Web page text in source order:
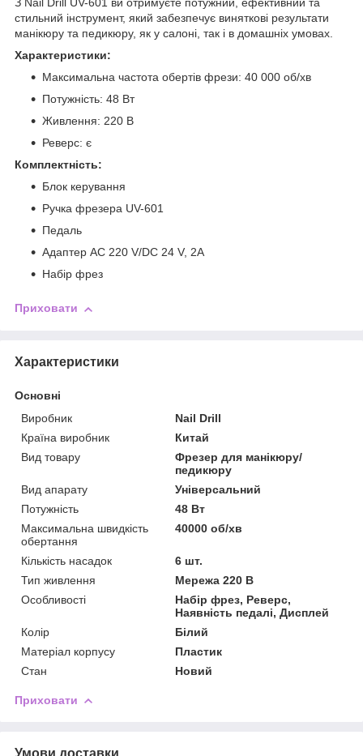
З Nail Drill UV-601 ви отримуєте потужний, ефективний та
стильний інструмент, який забезпечує виняткові результати
манікюру та педикюру, як у салоні, так і в домашніх умовах.
Характеристики:
Максимальна частота обертів фрези: 40 000 об/хв
Потужність: 48 Вт
Живлення: 220 В
Реверс: є
Комплектність:
Блок керування
Ручка фрезера UV-601
Педаль
Адаптер AC 220 V/DC 24 V, 2A
Набір фрез
Приховати
Характеристики
Основні
Виробник
Nail Drill
Країна виробник
Китай
Вид товару
Фрезер для манікюру/
педикюру
Вид апарату
Універсальний
Потужність
48 Вт
Максимальна швидкість
обертання
40000 об/хв
Кількість насадок
6 шт.
Тип живлення
Мережа 220 В
Особливості
Набір фрез, Реверс,
Наявність педалі, Дисплей
Колір
Білий
Матеріал корпусу
Пластик
Стан
Новий
Приховати
Умови доставки